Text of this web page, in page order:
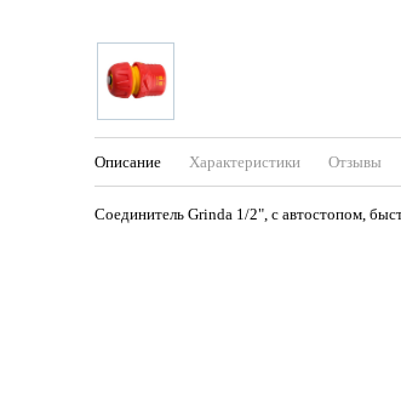
Описание Характеристики Отзывы
Соединитель Grinda 1/2", с автостопом,